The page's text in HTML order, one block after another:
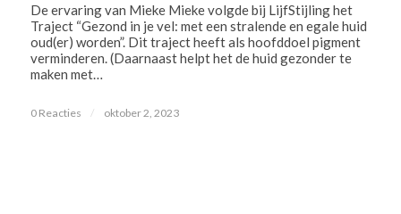
De ervaring van Mieke Mieke volgde bij LijfStijling het
Traject “Gezond in je vel: met een stralende en egale huid
oud(er) worden”. Dit traject heeft als hoofddoel pigment
verminderen. (Daarnaast helpt het de huid gezonder te
maken met…
0 Reacties / oktober 2, 2023